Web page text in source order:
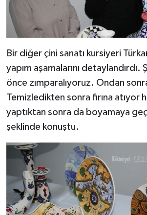
Bir diğer çini sanatı kursiyeri
yapım aşamalarını detaylandırdı.
önce zımparalıyoruz. Ondan
Temizledikten sonra fırına atıyor
yaptıktan sonra da boyamaya
şeklinde konuştu.